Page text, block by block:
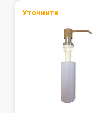
Уточните